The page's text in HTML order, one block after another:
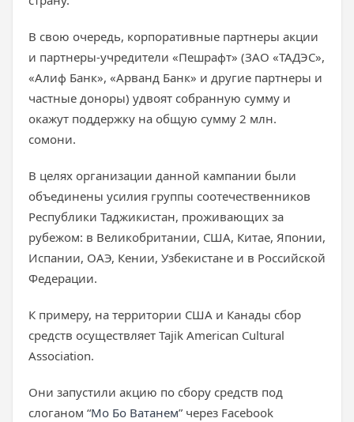
В свою очередь, корпоративные партнеры акции
и партнеры-учредители «Пешрафт» (ЗАО «ТАДЭС»,
«Алиф Банк», «Арванд Банк» и другие партнеры и
частные доноры) удвоят собранную сумму и
окажут поддержку на общую сумму 2 млн.
сомони.
В целях организации данной кампании были
объединены усилия группы соотечественников
Республики Таджикистан, проживающих за
рубежом: в Великобритании, США, Китае, Японии,
Испании, ОАЭ, Кении, Узбекистане и в Российской
Федерации.
К примеру, на территории США и Канады сбор
средств осуществляет Tajik American Cultural
Association.
Они запустили акцию по сбору средств под
слоганом “Мо Бо Ватанем” через Facebook